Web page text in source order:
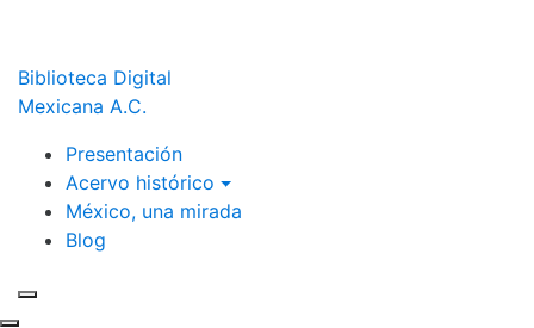
Biblioteca Digital
Mexicana A.C.
Presentación
Acervo histórico
México, una mirada
Blog